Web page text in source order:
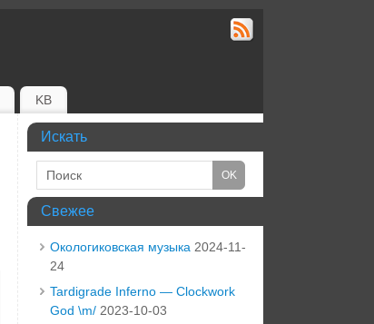
KB
Искать
Свежее
Окологиковская музыка 2024-11-
24
Tardigrade Inferno — Clockwork
God \m/ 2023-10-03